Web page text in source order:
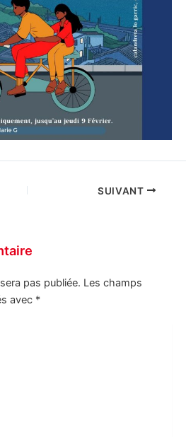
SUIVANT
pas publiée. Les champs
avec *